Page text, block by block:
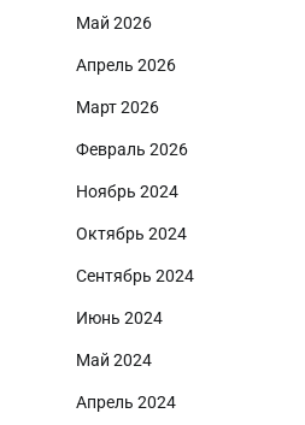
Май 2026
Апрель 2026
Март 2026
Февраль 2026
Ноябрь 2024
Октябрь 2024
Сентябрь 2024
Июнь 2024
Май 2024
Апрель 2024